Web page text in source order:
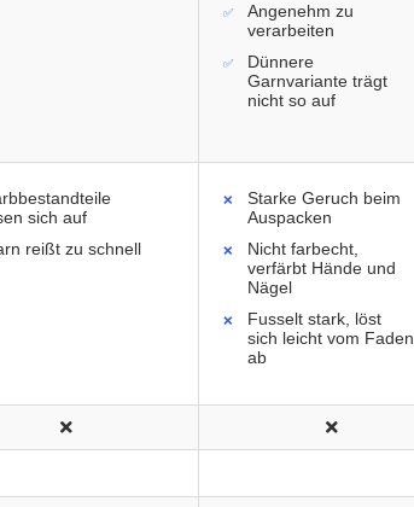
Angenehm zu
verarbeiten
Dünnere
Garnvariante trägt
nicht so auf
sich auf
reißt zu schnell
Starke Geruch beim
Auspacken
Nicht farbecht,
verfärbt Hände und
Nägel
Fusselt stark, löst
sich leicht vom Faden
ab